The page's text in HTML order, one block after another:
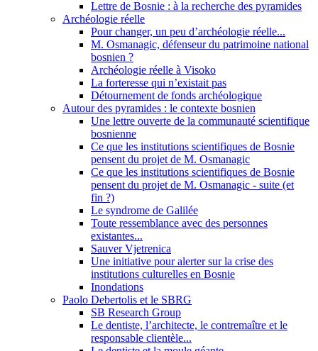
Lettre de Bosnie : à la recherche des pyramides
Archéologie réelle
Pour changer, un peu d’archéologie réelle...
M. Osmanagic, défenseur du patrimoine national
bosnien ?
Archéologie réelle à Visoko
La forteresse qui n’existait pas
Détournement de fonds archéologique
Autour des pyramides : le contexte bosnien
Une lettre ouverte de la communauté scientifique
bosnienne
Ce que les institutions scientifiques de Bosnie
pensent du projet de M. Osmanagic
Ce que les institutions scientifiques de Bosnie
pensent du projet de M. Osmanagic - suite (et
fin ?)
Le syndrome de Galilée
Toute ressemblance avec des personnes
existantes...
Sauver Vjetrenica
Une initiative pour alerter sur la crise des
institutions culturelles en Bosnie
Inondations
Paolo Debertolis et le SBRG
SB Research Group
Le dentiste, l’architecte, le contremaître et le
responsable clientèle...